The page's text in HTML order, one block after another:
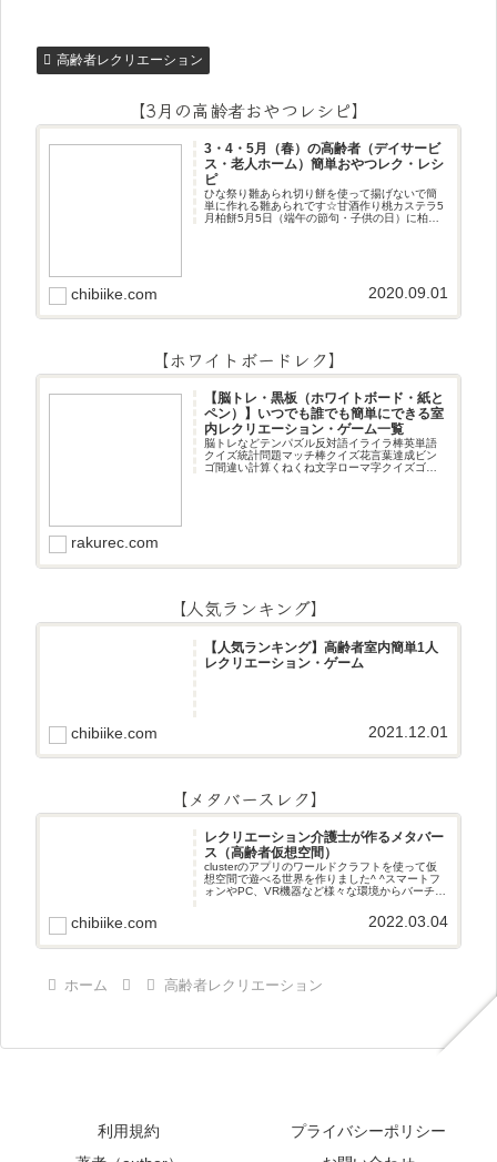
高齢者レクリエーション
【3月の高齢者おやつレシピ】
3・4・5月（春）の高齢者（デイサービ
ス・老人ホーム）簡単おやつレク・レシ
ピ
ひな祭り雛あられ切り餅を使って揚げないで簡
単に作れる雛あられです☆甘酒作り桃カステラ5
月柏餅5月5日（端午の節句・子供の日）に柏餅
chibiike.com 2020.09.01
【ホワイトボードレク】
【脳トレ・黒板（ホワイトボード・紙と
ペン）】いつでも誰でも簡単にできる室
内レクリエーション・ゲーム一覧
脳トレなどテンパズル反対語イライラ棒英単語
クイズ統計問題マッチ棒クイズ花言葉達成ビン
ゴ間違い計算くねくね文字ローマ字クイズゴロ
rakurec.com
【人気ランキング】
【人気ランキング】高齢者室内簡単1人
レクリエーション・ゲーム
chibiike.com 2021.12.01
【メタバースレク】
レクリエーション介護士が作るメタバー
ス（高齢者仮想空間）
clusterのアプリのワールドクラフトを使って仮
想空間で遊べる世界を作りました^ ^スマートフ
ォンやPC、VR機器など様々な環境からバーチャ
chibiike.com 2022.03.04
ホーム 高齢者レクリエーション
利用規約
プライバシーポリシー